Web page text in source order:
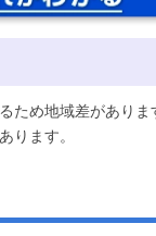
ため地域差があり
ります。